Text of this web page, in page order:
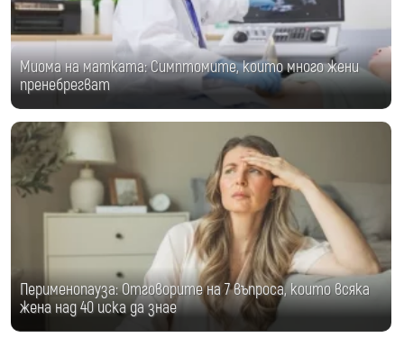
Миома на матката: Симптомите, които много жени
пренебрегват
Перименопауза: Отговорите на 7 въпроса, които всяка
жена над 40 иска да знае